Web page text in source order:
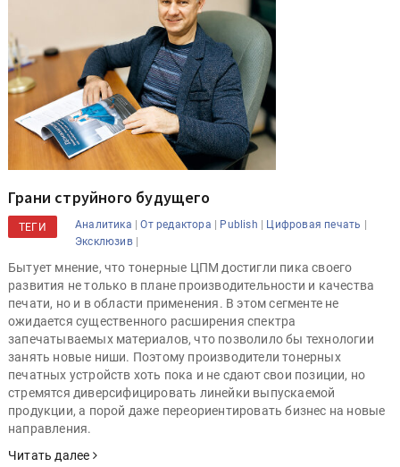
Грани струйного будущего
ТЕГИ
|
развития не только в плане производительности и качества
печати, но и в области применения. В этом сегменте не
ожидается существенного расширения спектра
запечатываемых материалов, что позволило бы технологии
занять новые ниши. Поэтому производители тонерных
печатных устройств хоть пока и не сдают свои позиции, но
стремятся диверсифицировать линейки выпускаемой
продукции, а порой даже переориентировать бизнес на новые
направления.